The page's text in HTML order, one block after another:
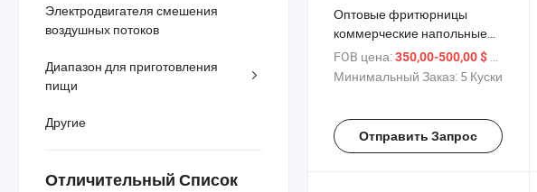
Электродвигателя смешения
воздушных потоков
Диапазон для приготовления
пищи
Другие
Отличительный Список
Оптовые фритюрницы
коммерческие напольные
газовые фритюрницы на
сжиженном газе
FOB цена:350,00-500,00 $
Минимальный Заказ: 5 Куски
Отправить Запрос